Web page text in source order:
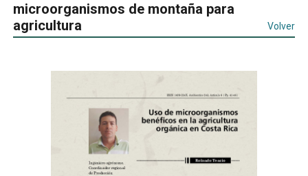
microorganismos de montaña para
agricultura
Volver